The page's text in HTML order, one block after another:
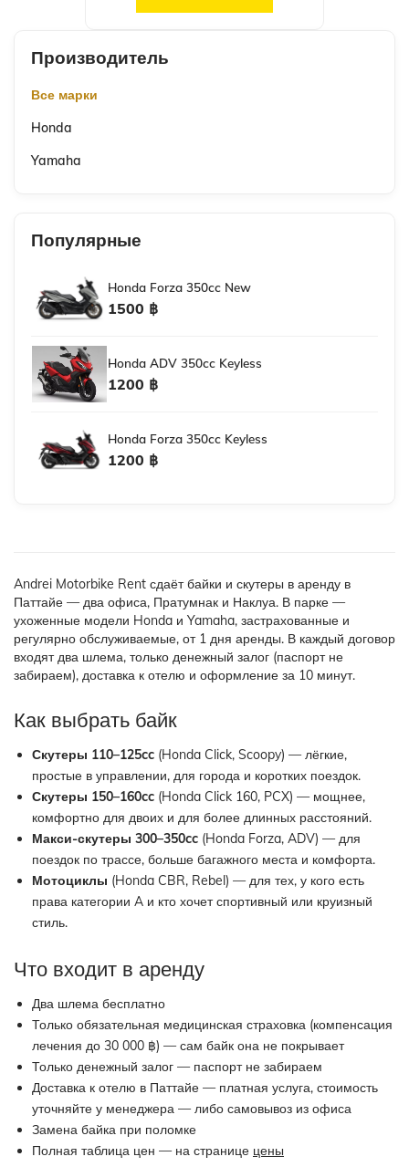
Производитель
Все марки
Honda
Yamaha
Популярные
Honda Forza 350cc New
1500 ฿
Honda ADV 350cc Keyless
1200 ฿
Honda Forza 350cc Keyless
1200 ฿
Andrei Motorbike Rent сдаёт байки и скутеры в аренду в
Паттайе — два офиса, Пратумнак и Наклуа. В парке —
ухоженные модели Honda и Yamaha, застрахованные и
регулярно обслуживаемые, от 1 дня аренды. В каждый договор
входят два шлема, только денежный залог (паспорт не
забираем), доставка к отелю и оформление за 10 минут.
Как выбрать байк
Скутеры 110–125cc (Honda Click, Scoopy) — лёгкие,
простые в управлении, для города и коротких поездок.
Скутеры 150–160cc (Honda Click 160, PCX) — мощнее,
комфортно для двоих и для более длинных расстояний.
Макси-скутеры 300–350cc (Honda Forza, ADV) — для
поездок по трассе, больше багажного места и комфорта.
Мотоциклы (Honda CBR, Rebel) — для тех, у кого есть
права категории A и кто хочет спортивный или круизный
стиль.
Что входит в аренду
Два шлема бесплатно
Только обязательная медицинская страховка (компенсация
лечения до 30 000 ฿) — сам байк она не покрывает
Только денежный залог — паспорт не забираем
Доставка к отелю в Паттайе — платная услуга, стоимость
уточняйте у менеджера — либо самовывоз из офиса
Замена байка при поломке
Полная таблица цен — на странице цены